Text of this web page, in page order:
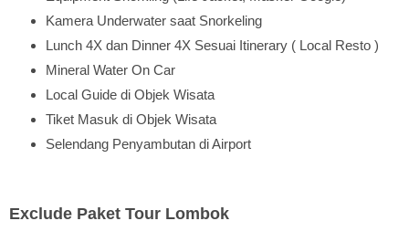
Kamera Underwater saat Snorkeling
Lunch 4X dan Dinner 4X Sesuai Itinerary ( Local Resto )
Mineral Water On Car
Local Guide di Objek Wisata
Tiket Masuk di Objek Wisata
Selendang Penyambutan di Airport
Exclude Paket Tour Lombok